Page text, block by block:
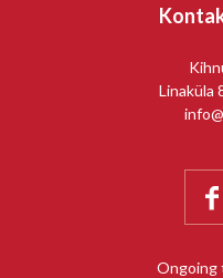
Linaküla

Ongoing